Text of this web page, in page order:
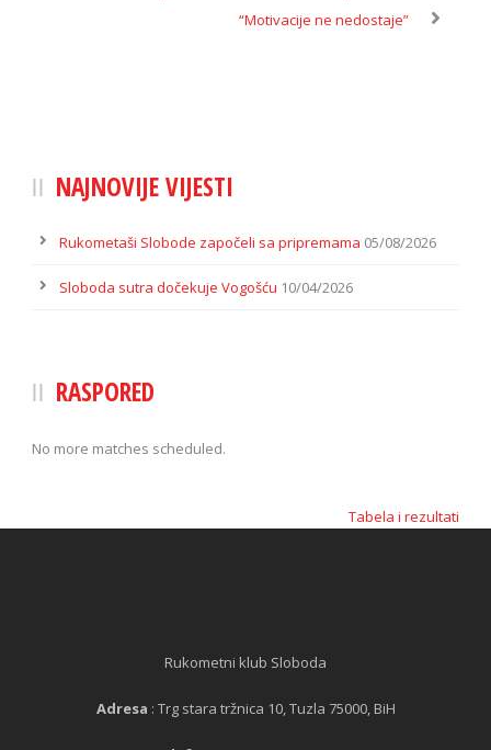
“Motivacije ne nedostaje”
NAJNOVIJE VIJESTI
Rukometaši Slobode započeli sa pripremama 05/08/2026
Sloboda sutra dočekuje Vogošću 10/04/2026
RASPORED
No more matches scheduled.
Tabela i rezultati
Rukometni klub Sloboda
Adresa : Trg stara tržnica 10, Tuzla 75000, BiH